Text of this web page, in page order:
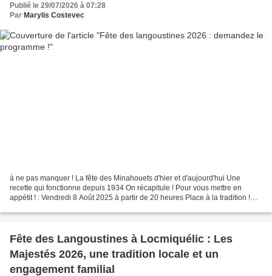
Publié le 29/07/2026 à 07:28
Par Marylis Costevec
à ne pas manquer ! La fête des Minahouets d'hier et d'aujourd'hui Une
recette qui fonctionne depuis 1934 On récapitule ! Pour vous mettre en
appétit ! : Vendredi 8 Août 2025 à partir de 20 heures Place à la tradition !
Fête des Langoustines à Locmiquélic : Les
Majestés 2026, une tradition locale et un
engagement familial